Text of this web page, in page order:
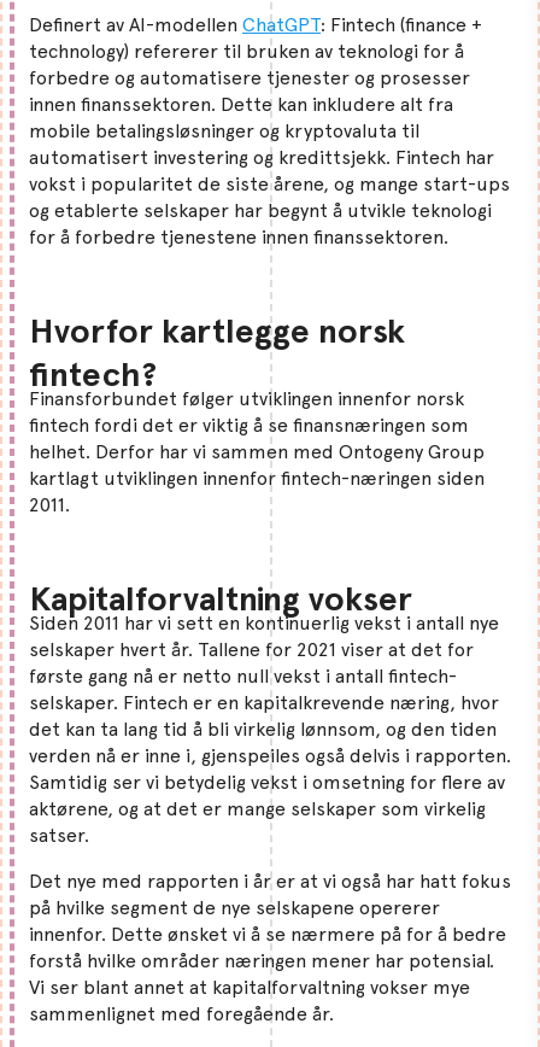
Definert av AI-modellen ChatGPT: Fintech (finance +
technology) refererer til bruken av teknologi for å
forbedre og automatisere tjenester og prosesser
innen finanssektoren. Dette kan inkludere alt fra
mobile betalingsløsninger og kryptovaluta til
automatisert investering og kredittsjekk. Fintech har
vokst i popularitet de siste årene, og mange start-ups
og etablerte selskaper har begynt å utvikle teknologi
for å forbedre tjenestene innen finanssektoren.
Hvorfor kartlegge norsk
fintech?
Finansforbundet følger utviklingen innenfor norsk
fintech fordi det er viktig å se finansnæringen som
helhet. Derfor har vi sammen med Ontogeny Group
kartlagt utviklingen innenfor fintech-næringen siden
2011.
Kapitalforvaltning vokser
Siden 2011 har vi sett en kontinuerlig vekst i antall nye
selskaper hvert år. Tallene for 2021 viser at det for
første gang nå er netto null vekst i antall fintech-
selskaper. Fintech er en kapitalkrevende næring, hvor
det kan ta lang tid å bli virkelig lønnsom, og den tiden
verden nå er inne i, gjenspeiles også delvis i rapporten.
Samtidig ser vi betydelig vekst i omsetning for flere av
aktørene, og at det er mange selskaper som virkelig
satser.
Det nye med rapporten i år er at vi også har hatt fokus
på hvilke segment de nye selskapene opererer
innenfor. Dette ønsket vi å se nærmere på for å bedre
forstå hvilke områder næringen mener har potensial.
Vi ser blant annet at kapitalforvaltning vokser mye
sammenlignet med foregående år.